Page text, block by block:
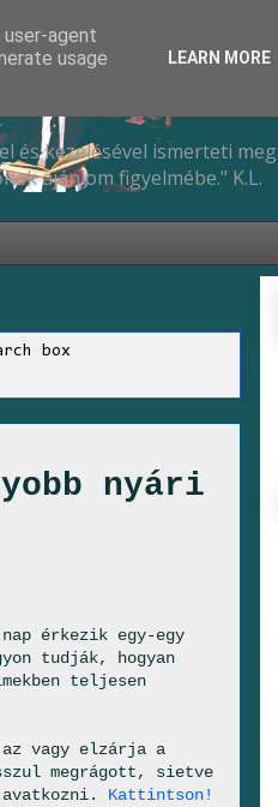
és kezelésével ismerteti meg
ajánlom figyelmébe." K.L.
box
nyári
érkezik egy-egy
tudják, hogyan
teljesen
vagy elzárja a
megrágott, sietve
Kattintson!
agent
usage
LEARN MORE